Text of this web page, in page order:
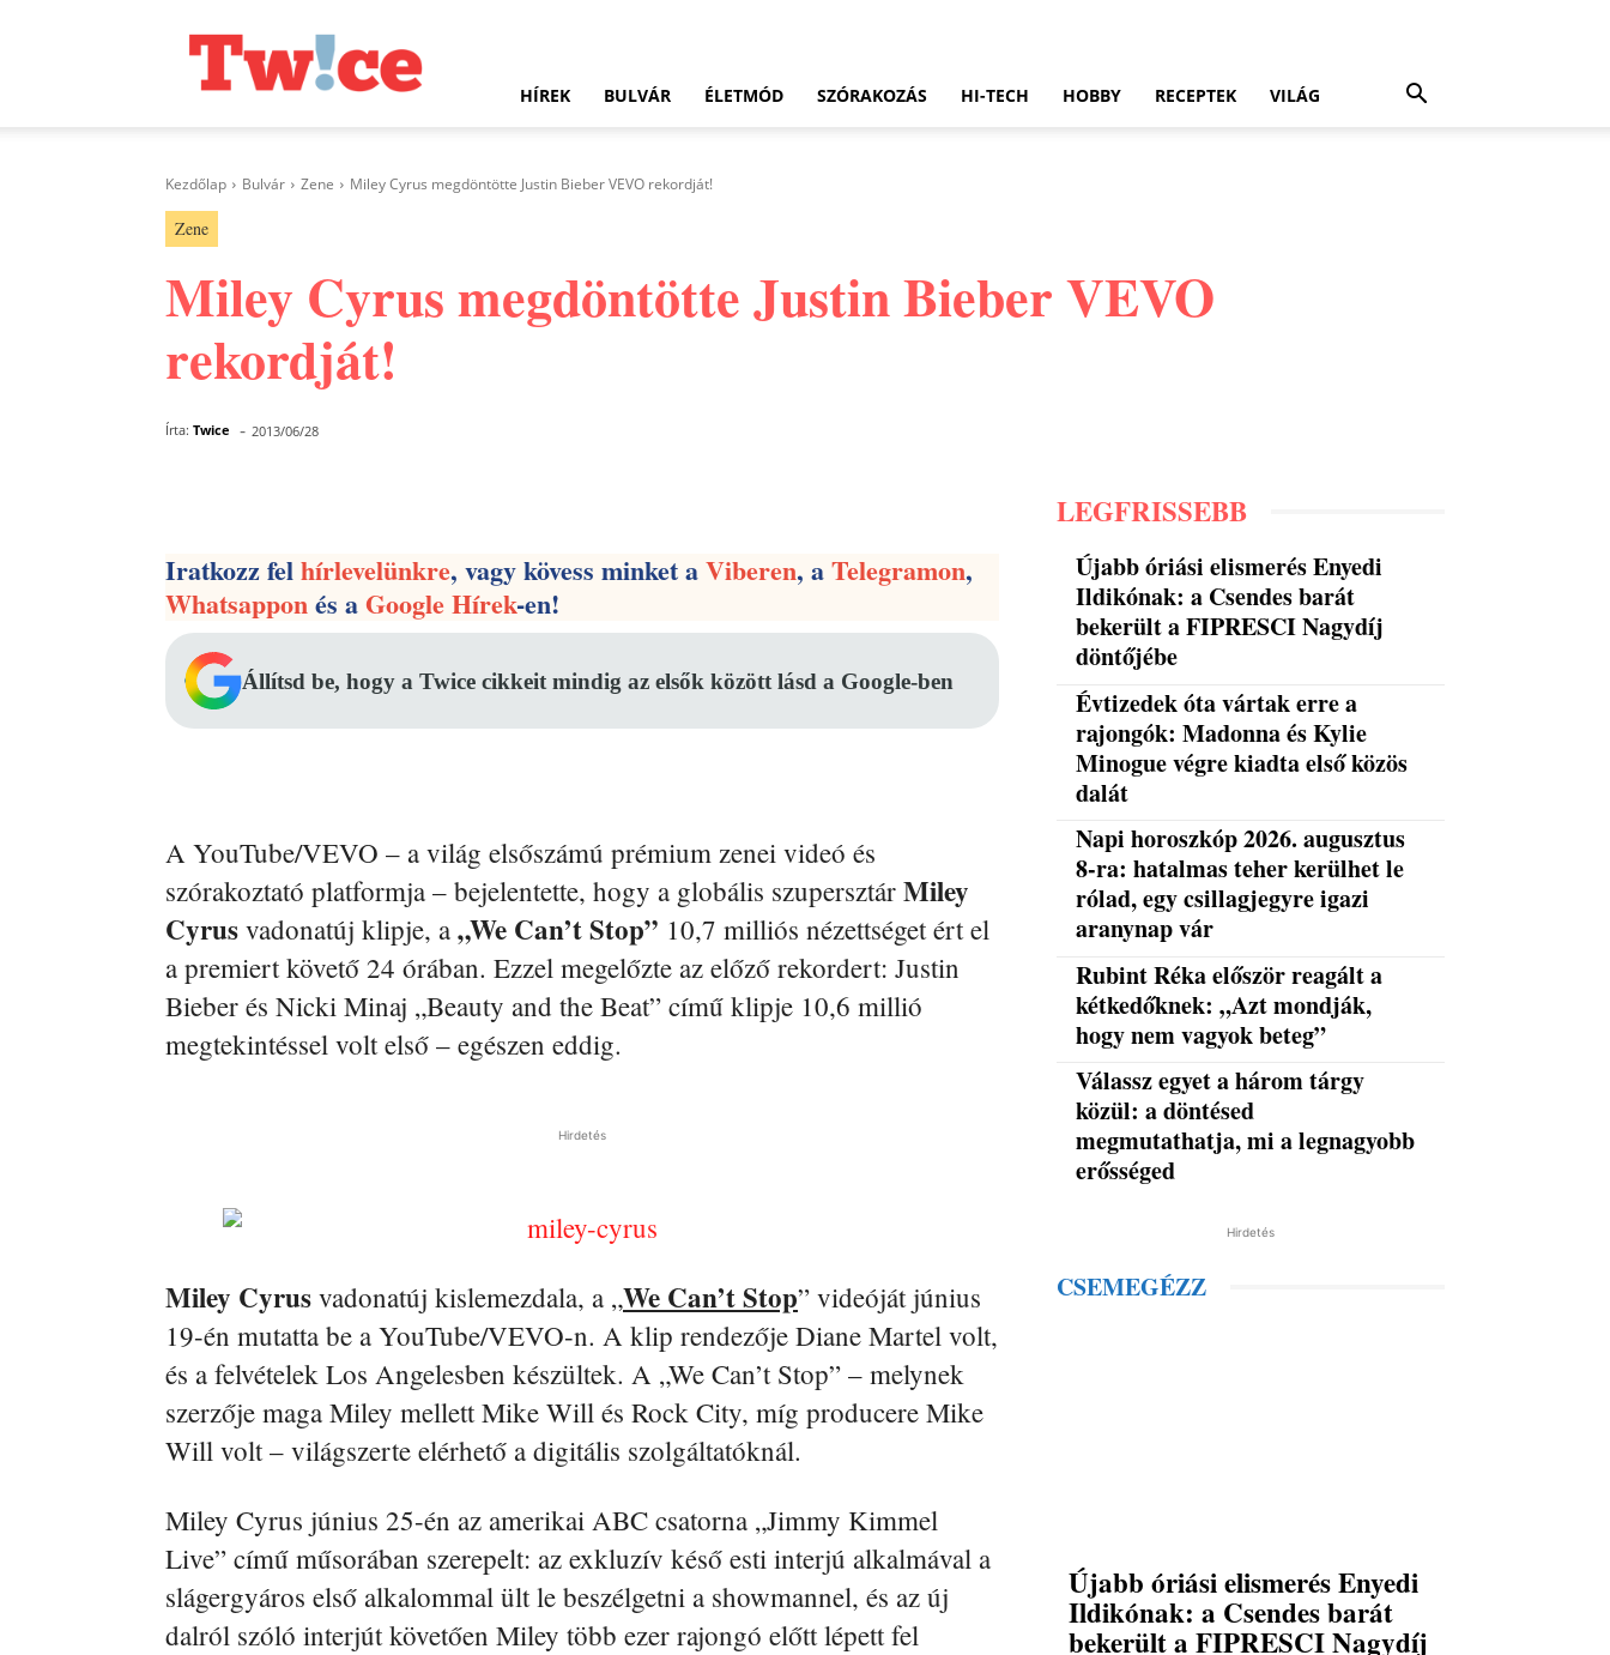
HÍREK BULVÁR ÉLETMÓD SZÓRAKOZÁS HI-TECH HOBBY RECEPTEK VILÁG
Kezdőlap Bulvár Zene Miley Cyrus megdöntötte Justin Bieber VEVO rekordját!
Zene
Miley Cyrus megdöntötte Justin Bieber VEVO
rekordját!
Írta: Twice - 2013/06/28
Iratkozz felhírlevelünkre, vagy kövess minket aViberen, aTelegramon,
Whatsapponés aGoogle Hírek-en!
Állítsd be, hogy a Twice cikkeit mindig az elsők között lásd a Google-ben
A YouTube/VEVO – a világ elsőszámú prémium zenei videó és
szórakoztató platformja – bejelentette, hogy a globális szupersztár Miley
Cyrus vadonatúj klipje, a „We Can’t Stop” 10,7 milliós nézettséget ért el
a premiert követő 24 órában. Ezzel megelőzte az előző rekordert: Justin
Bieber és Nicki Minaj „Beauty and the Beat” című klipje 10,6 millió
megtekintéssel volt első – egészen eddig.
Hirdetés
Miley Cyrus vadonatúj kislemezdala, a „We Can’t Stop” videóját június
19-én mutatta be a YouTube/VEVO-n. A klip rendezője Diane Martel volt,
és a felvételek Los Angelesben készültek. A „We Can’t Stop” – melynek
szerzője maga Miley mellett Mike Will és Rock City, míg producere Mike
Will volt – világszerte elérhető a digitális szolgáltatóknál.
Miley Cyrus június 25-én az amerikai ABC csatorna „Jimmy Kimmel
Live” című műsorában szerepelt: az exkluzív késő esti interjú alkalmával a
slágergyáros első alkalommal ült le beszélgetni a showmannel, és az új
dalról szóló interjút követően Miley több ezer rajongó előtt lépett fel
LEGFRISSEBB
Újabb óriási elismerés Enyedi
Ildikónak: a Csendes barát
bekerült a FIPRESCI Nagydíj
döntőjébe
Évtizedek óta vártak erre a
rajongók: Madonna és Kylie
Minogue végre kiadta első közös
dalát
Napi horoszkóp 2026. augusztus
8-ra: hatalmas teher kerülhet le
rólad, egy csillagjegyre igazi
aranynap vár
Rubint Réka először reagált a
kétkedőknek: „Azt mondják,
hogy nem vagyok beteg”
Válassz egyet a három tárgy
közül: a döntésed
megmutathatja, mi a legnagyobb
erősséged
Hirdetés
CSEMEGÉZZ
Újabb óriási elismerés Enyedi
Ildikónak: a Csendes barát
bekerült a FIPRESCI Nagydíj